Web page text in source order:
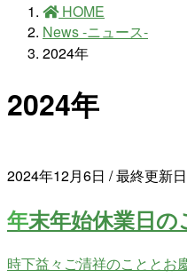
HOME
News -ニュース-
2024年
2024年
2024年12月6日 / 最終更新
年末年始休業日
時下益々ご清祥のこととお